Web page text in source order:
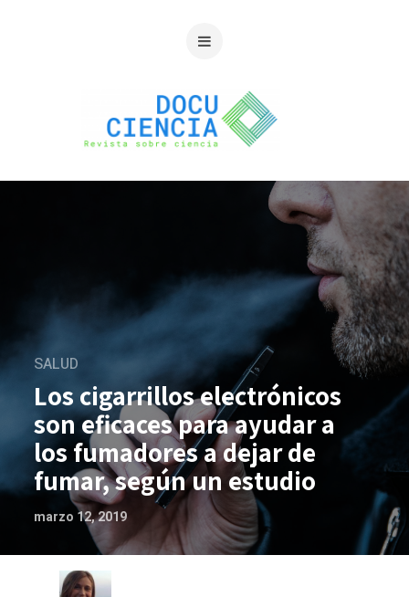
SALUD
Los cigarrillos electrónicos
son eficaces para ayudar a
los fumadores a dejar de
fumar, según un estudio
marzo 12, 2019